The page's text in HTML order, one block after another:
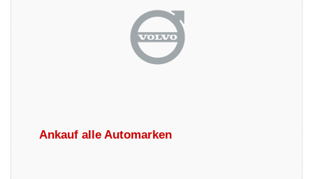
Ankauf alle Automarken